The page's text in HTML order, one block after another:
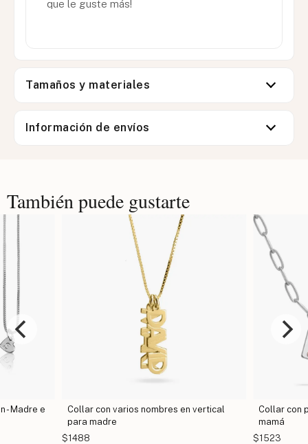
que le guste más!
Tamaños y materiales
Información de envíos
También puede gustarte
- Madre e
Collar con varios nombres en vertical
para madre
$1488
Collar con
mamá
$1523